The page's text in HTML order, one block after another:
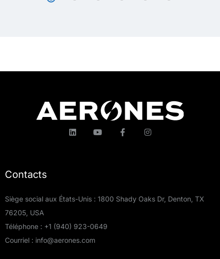
Contacts
Siège social aux États-Unis : 1800 Shady Oaks Dr, Denton, TX
76205, USA
Téléphone : +1 (940) 923-0649
Courriel : info@aerones.com